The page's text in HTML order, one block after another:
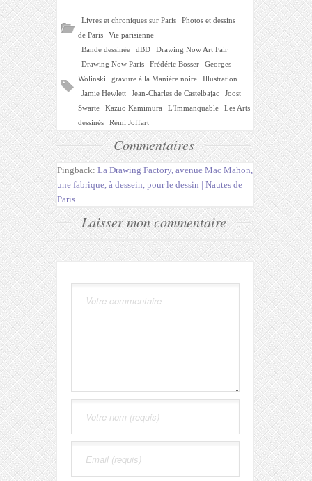
Livres et chroniques sur Paris
Photos et dessins
de Paris
Vie parisienne
Bande dessinée
dBD
Drawing Now Art Fair
Drawing Now Paris
Frédéric Bosser
Georges
Wolinski
gravure à la Manière noire
Illustration
Jamie Hewlett
Jean-Charles de Castelbajac
Joost
Swarte
Kazuo Kamimura L'Immanquable
Les Arts
dessinés
Rémi Joffart
Commentaires
Pingback: La Drawing Factory, avenue Mac Mahon,
une fabrique, à dessein, pour le dessin | Nautes de
Paris
Laisser mon commentaire